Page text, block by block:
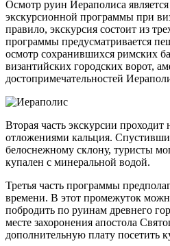
Осмотр руин Иераполиса
экскурсионной программы при
правило, экскурсия состоит из
программы предусматривается
осмотр сохранившихся римских
византийских городских ворот,
достопримечательностей
Вторая часть экскурсии
отложениями кальция.
белоснежному склону, туристы
купален с минеральной водой.
Третья часть программы
времени. В этот промежуток
побродить по руинам древнего
месте захоронения апостола
дополнительную плату посетить